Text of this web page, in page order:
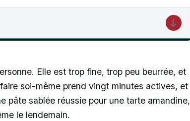
↓
Elle est trop fine, trop peu beurrée, et
soi-même prend vingt minutes actives, et
pâte sablée réussie pour une tarte amandine,
le lendemain.